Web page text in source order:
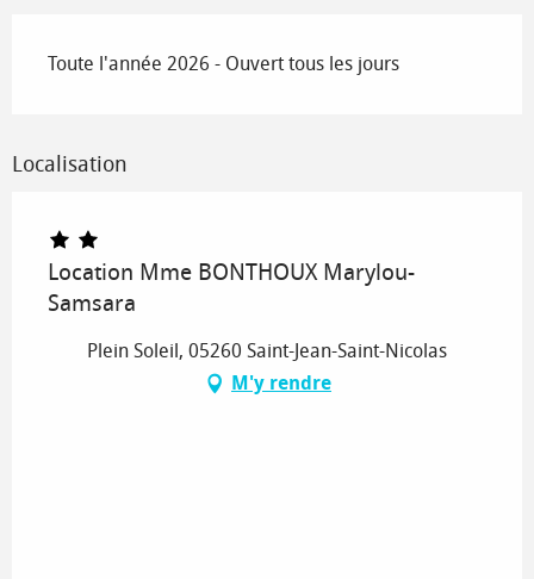
Toute l'année 2026 - Ouvert tous les jours
Localisation
Location Mme BONTHOUX Marylou-
Samsara
Plein Soleil, 05260 Saint-Jean-Saint-Nicolas
M'y rendre